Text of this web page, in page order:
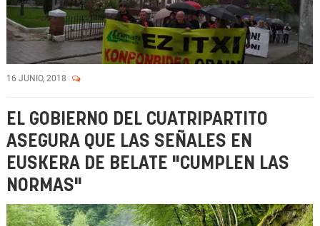
16 JUNIO, 2018
EL GOBIERNO DEL CUATRIPARTITO
ASEGURA QUE LAS SEÑALES EN
EUSKERA DE BELATE "CUMPLEN LAS
NORMAS"